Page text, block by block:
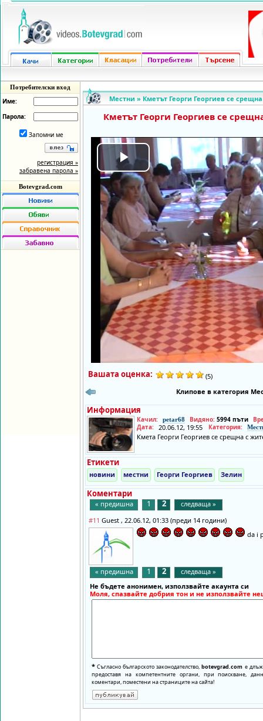
Потребителски вход
Име:
Парола:
Запомни ме
регистрация »
забравена парола »
Botevgrad.com
Местни » Кметът Георги Георгиев се
Кметът Георги Георгиев се
Play
Video
Вашата оценка:
(5)
Клипове в категория
Информация
Качил: petar68 Видяно: 5994 пъти
Дата: 20.06.12, 19:55 Категория:
Кмета Георги Георгиев се срещна с
Етикети
новини местни Георги Георгиев Зелин
Коментари
« предишна 1 2
следваща »
#11 Guest , 22.06.12, 01:33 (преди 14 години)
da i
« предишна 1 2
следваща »
Не бъдете анонимен, използвайте акаунта си
Моля, спазвайте добрия тон и не използвайте
* Съгласно българското законодателство,botevgrad.com е
предоставя на компетентните органи, при поискване,
коментари, поместени на страниците на сайта!